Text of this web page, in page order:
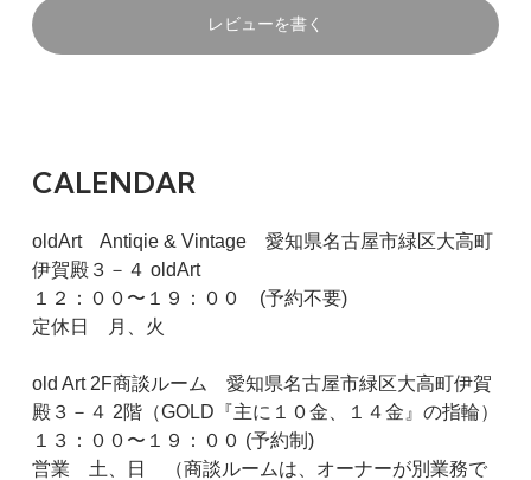
レビューを書く
CALENDAR
oldArt Antiqie & Vintage 愛知県名古屋市緑区大高町
伊賀殿３－４ oldArt
１２：００〜１９：００ (予約不要)
定休日 月、火
old Art 2F商談ルーム 愛知県名古屋市緑区大高町伊賀
殿３－４ 2階（GOLD『主に１０金、１４金』の指輪）
１３：００〜１９：００ (予約制)
営業 土、日 （商談ルームは、オーナーが別業務で